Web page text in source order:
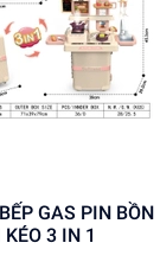
3 IN 1